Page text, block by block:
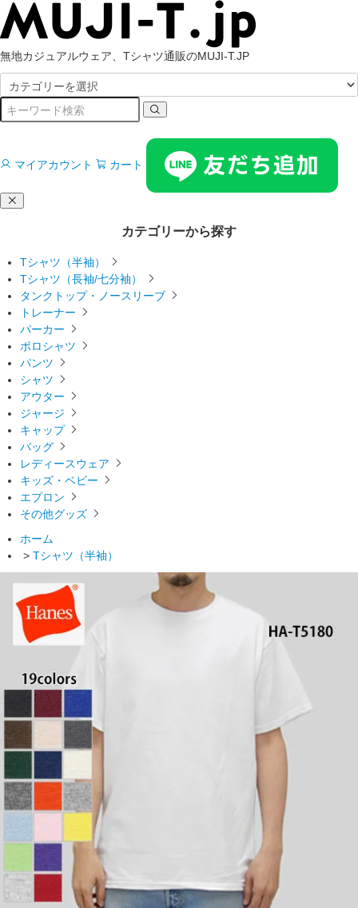
無地カジュアルウェア、Tシャツ通販のMUJI-T.JP
マイアカウント カート
カテゴリーから探す
Tシャツ（半袖）
Tシャツ（長袖/七分袖）
タンクトップ・ノースリーブ
トレーナー
パーカー
ポロシャツ
パンツ
シャツ
アウター
ジャージ
キャップ
バッグ
レディースウェア
キッズ・ベビー
エプロン
その他グッズ
ホーム
> Tシャツ（半袖）